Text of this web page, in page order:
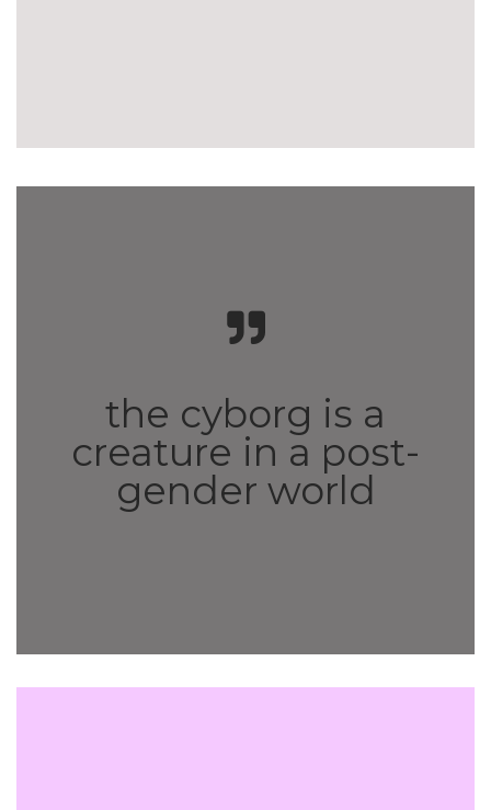
the cyborg is a
creature in a post-
gender world